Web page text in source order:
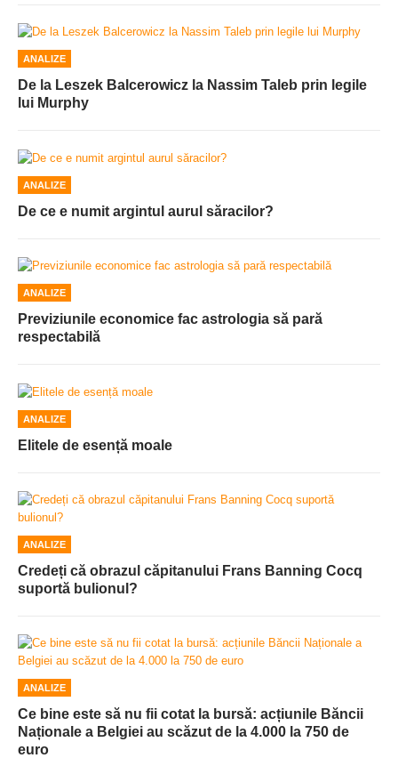
ANALIZE
De la Leszek Balcerowicz la Nassim Taleb prin legile
lui Murphy
ANALIZE
De ce e numit argintul aurul săracilor?
ANALIZE
Previziunile economice fac astrologia să pară
respectabilă
ANALIZE
Elitele de esență moale
ANALIZE
Credeți că obrazul căpitanului Frans Banning Cocq
suportă bulionul?
ANALIZE
Ce bine este să nu fii cotat la bursă: acțiunile Băncii
Naționale a Belgiei au scăzut de la 4.000 la 750 de
euro